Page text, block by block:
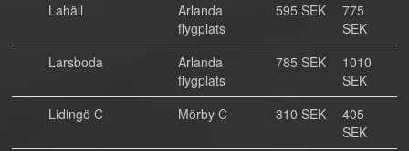
Lahäll
Arlanda
flygplats
595 SEK
775
SEK
Larsboda
Arlanda
flygplats
785 SEK
1010
SEK
Lidingö C
Mörby C 310 SEK
405
SEK